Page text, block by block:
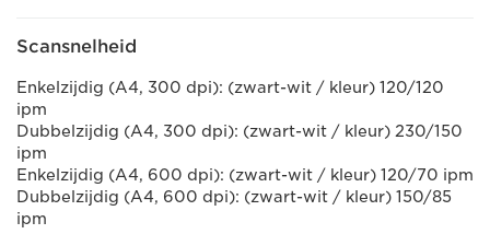
Scansnelheid
Enkelzijdig (A4, 300 dpi): (zwart-wit / kleur) 120/120
ipm
Dubbelzijdig (A4, 300 dpi): (zwart-wit / kleur) 230/150
ipm
Enkelzijdig (A4, 600 dpi): (zwart-wit / kleur) 120/70 ipm
Dubbelzijdig (A4, 600 dpi): (zwart-wit / kleur) 150/85
ipm